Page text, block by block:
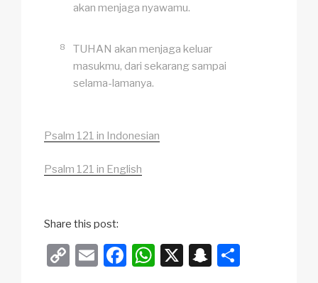
akan menjaga nyawamu.
8
TUHAN akan menjaga keluar
masukmu, dari sekarang sampai
selama-lamanya.
Psalm 121 in Indonesian
Psalm 121 in English
Share this post:
C
E
F
W X
S